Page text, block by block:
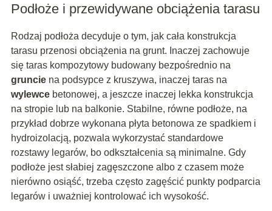
Podłoże i przewidywane obciążenia tarasu
Rodzaj podłoża decyduje o tym, jak cała konstrukcja
tarasu przenosi obciążenia na grunt. Inaczej zachowuje
się taras kompozytowy budowany bezpośrednio na
grunciena podsypce z kruszywa, inaczej taras na
wylewcebetonowej, a jeszcze inaczej lekka konstrukcja
na stropie lub na balkonie. Stabilne, równe podłoże, na
przykład dobrze wykonana płyta betonowa ze spadkiem i
hydroizolacją, pozwala wykorzystać standardowe
rozstawy legarów, bo odkształcenia są minimalne. Gdy
podłoże jest słabiej zagęszczone albo z czasem może
nierówno osiąść, trzeba często zagęścić punkty podparcia
legarów i uważniej kontrolować ich wysokość.